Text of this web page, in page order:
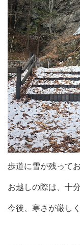
歩道に雪が残って
お越しの際は、十
今後、寒さが厳し